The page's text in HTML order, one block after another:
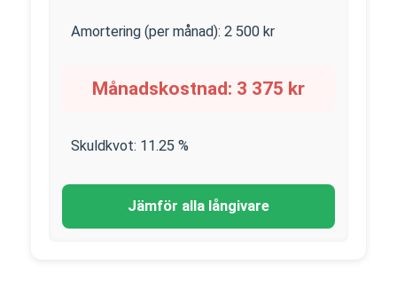
Amortering (per månad): 2 500 kr
Månadskostnad: 3 375 kr
Skuldkvot: 11.25 %
Jämför alla långivare